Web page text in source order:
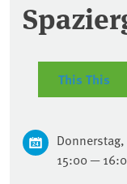
This This
15:00 —